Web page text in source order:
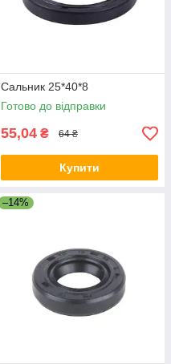
Сальник 25*40*8
Готово до відправки
55,04 ₴ 64 ₴
Купити
–14%